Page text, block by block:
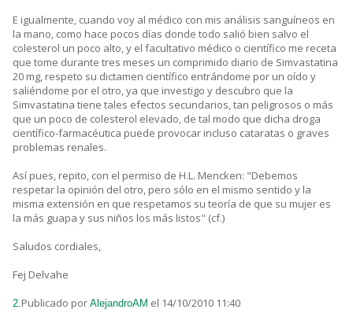
E igualmente, cuando voy al médico con mis análisis sanguíneos en
la mano, como hace pocos días donde todo salió bien salvo el
colesterol un poco alto, y el facultativo médico o científico me receta
que tome durante tres meses un comprimido diario de Simvastatina
20 mg, respeto su dictamen científico entrándome por un oído y
saliéndome por el otro, ya que investigo y descubro que la
Simvastatina tiene tales efectos secundarios, tan peligrosos o más
que un poco de colesterol elevado, de tal modo que dicha droga
científico-farmacéutica puede provocar incluso cataratas o graves
problemas renales.
Así pues, repito, con el permiso de H.L. Mencken: "Debemos
respetar la opinión del otro, pero sólo en el mismo sentido y la
misma extensión en que respetamos su teoría de que su mujer es
la más guapa y sus niños los más listos" (cf.)
Saludos cordiales,
Fej Delvahe
2.Publicado por AlejandroAM el 14/10/2010 11:40